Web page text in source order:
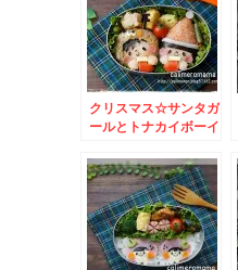
クリスマス☆サンタガ
ールとトナカイボーイ